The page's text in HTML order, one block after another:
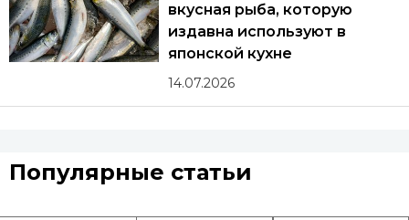
вкусная рыба, которую
издавна используют в
японской кухне
14.07.2026
Популярные статьи